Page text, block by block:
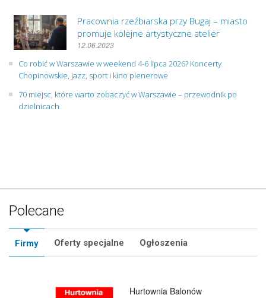
Pracownia rzeźbiarska przy Bugaj – miasto
promuje kolejne artystyczne atelier
12.06.2023
Co robić w Warszawie w weekend 4-6 lipca 2026? Koncerty
Chopinowskie, jazz, sport i kino plenerowe
70 miejsc, które warto zobaczyć w Warszawie – przewodnik po
dzielnicach
Polecane
Firmy Oferty specjalne Ogłoszenia
Hurtownia Balonów